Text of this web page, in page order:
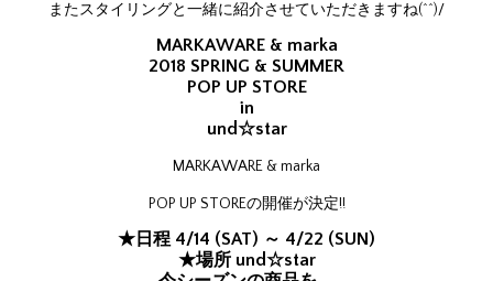
またスタイリングと一緒に紹介させていただきますね(^^)/
MARKAWARE & marka
2018 SPRING & SUMMER
POP UP STORE
in
und☆star
MARKAWARE & marka
POP UP STOREの開催が決定!!
★日程 4/14 (SAT) ～ 4/22 (SUN)
★場所 und☆star